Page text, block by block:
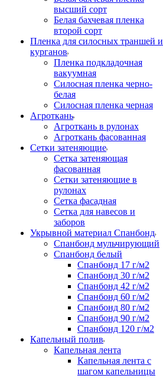
высший сорт
Белая бахчевая пленка
второй сорт
Пленка для силосных траншей и
курганов
Пленка подкладочная
вакуумная
Силосная пленка черно-
белая
Силосная пленка черная
Агроткань
Агроткань в рулонах
Агроткань фасованная
Сетки затеняющие
Сетка затеняющая
фасованная
Сетки затеняющие в
рулонах
Сетка фасадная
Сетка для навесов и
заборов
Укрывной материал Спанбонд
Спанбонд мульчирующий
Спанбонд белый
Спанбонд 17 г/м2
Спанбонд 30 г/м2
Спанбонд 42 г/м2
Спанбонд 60 г/м2
Спанбонд 80 г/м2
Спанбонд 90 г/м2
Спанбонд 120 г/м2
Капельный полив
Капельная лента
Капельная лента с
шагом капельницы